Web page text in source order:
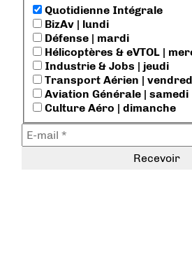
Quotidienne Intégrale
BizAv | lundi
Défense | mardi
Hélicoptères & eVTOL |
Industrie & Jobs | jeudi
Transport Aérien |
Aviation Générale | samedi
Culture Aéro | dimanche